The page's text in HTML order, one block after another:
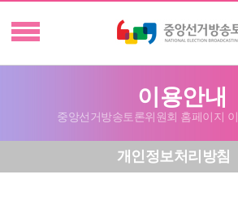
이용안내
중앙선거방송토론위원회 홈페이지
개인정보처리방침